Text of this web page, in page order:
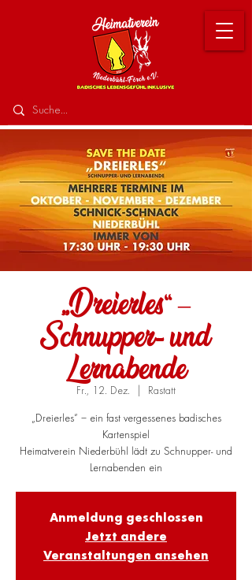
„Dreierles“ –
Schnupper- und
Lernabende
Fr., 12. Dez. Rastatt
„Dreierles“ – ein fast vergessenes badisches
Kartenspiel
Heimatverein Niederbühl lädt zu Schnupper- und
Lernabenden ein
Anmeldung geschlossen
Jetzt andere
Veranstaltungen ansehen